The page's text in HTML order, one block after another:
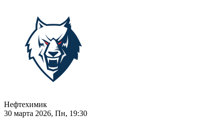
Нефтехимик
30 марта 2026, Пн, 19:30